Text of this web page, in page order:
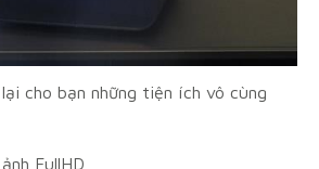
cho bạn những tiện ích vô cùng
FullHD